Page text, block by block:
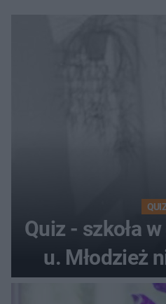
Quiz - szkoła
u. Młodzież